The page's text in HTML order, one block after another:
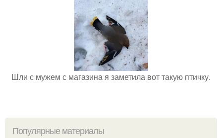
Шли с мужем с магазина я заметила вот такую птичку.
Популярные материалы